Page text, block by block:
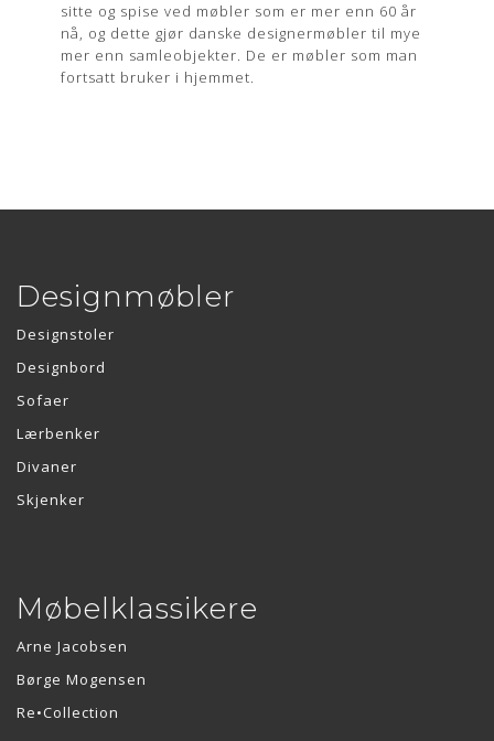
sitte og spise ved møbler som er mer enn 60 år
nå, og dette gjør danske designermøbler til mye
mer enn samleobjekter. De er møbler som man
fortsatt bruker i hjemmet.
Designmøbler
Designstoler
Designbord
Sofaer
Lærbenker
Divaner
Skjenker
Møbelklassikere
Arne Jacobsen
Børge Mogensen
Re•Collection